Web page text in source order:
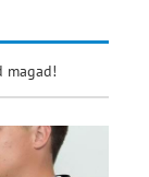
magad!